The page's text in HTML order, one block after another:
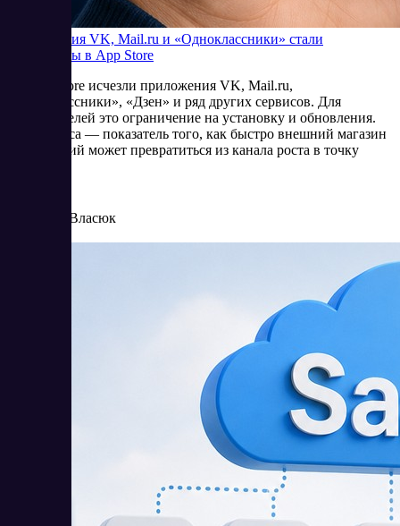
Приложения VK, Mail.ru и «Одноклассники» стали
недоступны в App Store
Из App Store исчезли приложения VK, Mail.ru,
«Одноклассники», «Дзен» и ряд других сервисов. Для
пользователей это ограничение на установку и обновления.
Для бизнеса — показатель того, как быстро внешний магазин
приложений может превратиться из канала роста в точку
Елена Власюк